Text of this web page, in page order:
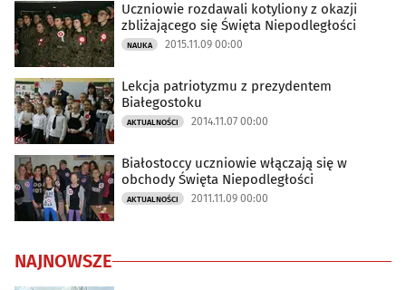
Uczniowie rozdawali kotyliony z okazji
zbliżającego się Święta Niepodległości
NAUKA 2015.11.09 00:00
Lekcja patriotyzmu z prezydentem
Białegostoku
AKTUALNOŚCI 2014.11.07 00:00
Białostoccy uczniowie włączają się w
obchody Święta Niepodległości
AKTUALNOŚCI 2011.11.09 00:00
NAJNOWSZE